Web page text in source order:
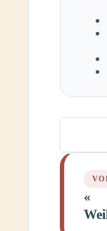
«